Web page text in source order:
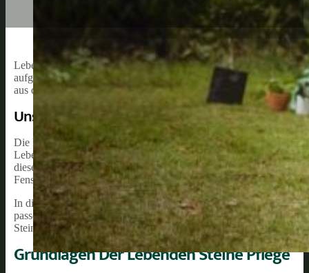
Lebende Steine, auch bekannt als Lithops, sind faszinierende
aufgrund ihrer erstaunlichen Überlebensfähigkeit und ihrer
aus den trockenen Regionen Südafrikas, sind aber mittlerweile in
Unsere Empfehlung:
Die Pflege von lebenden Steinen erfordert einige besondere
Lebende Steine verlangen gut durchlässige Böden, gemäßigte
diese Bedingungen erfüllt sind, werden Sie feststellen, dass Ihre
Fensterbank darstellen.
In diesem Artikel werden wir die wichtigsten Aspekte der
passende Beleuchtung sowie die allgemeinen
Steine erfolgreich zu züchten und zu pflegen.
Grundlagen Der Lebenden Steine Pflege